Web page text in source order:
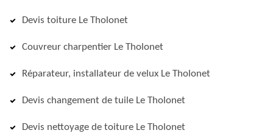
Devis toiture Le Tholonet
Couvreur charpentier Le Tholonet
Réparateur, installateur de velux Le Tholonet
Devis changement de tuile Le Tholonet
Devis nettoyage de toiture Le Tholonet